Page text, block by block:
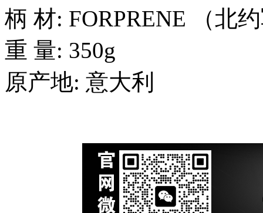
柄 材: FORPRENE （北
重 量: 350g
原产地: 意大利